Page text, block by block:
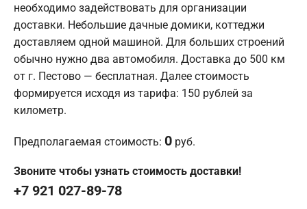
необходимо задействовать для организации
доставки. Небольшие дачные домики, коттеджи
доставляем одной машиной. Для больших строений
обычно нужно два автомобиля. Доставка до 500 км
от г. Пестово — бесплатная. Далее стоимость
формируется исходя из тарифа: 150 рублей за
километр.
Предполагаемая стоимость: 0 руб.
Звоните чтобы узнать стоимость доставки!
+7 921 027-89-78